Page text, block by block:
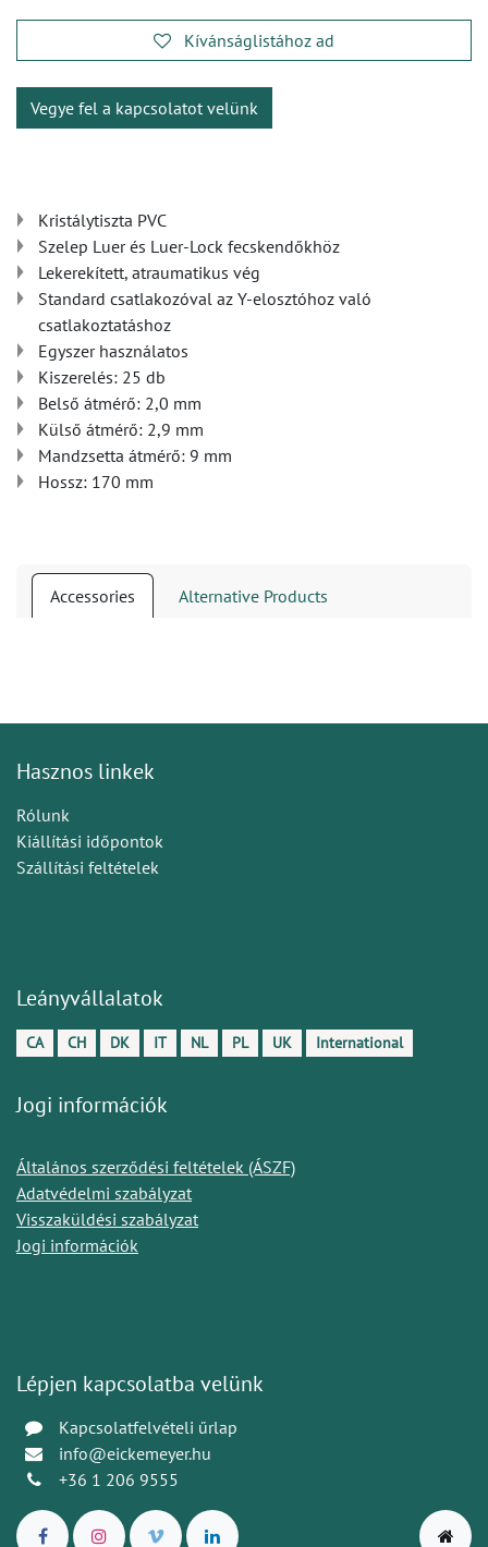
Kívánságlistához ad
Vegye fel a kapcsolatot velünk
Kristálytiszta PVC
Szelep Luer és Luer-Lock fecskendőkhöz
Lekerekített, atraumatikus vég
Standard csatlakozóval az Y-elosztóhoz való
csatlakoztatáshoz
Egyszer használatos
Kiszerelés: 25 db
Belső átmérő: 2,0 mm
Külső átmérő: 2,9 mm
Mandzsetta átmérő: 9 mm
Hossz: 170 mm
Accessories Alternative Products
Hasznos linkek
Rólunk
Kiállítási időpontok
Szállítási feltételek
Leányvállalatok
CA CH DK IT NL PL UK International
Jogi információk
Általános szerződési feltételek (ÁSZF)
Adatvédelmi szabályzat
Visszaküldési szabályzat
Jogi információk
Lépjen kapcsolatba velünk
Kapcsolatfelvételi űrlap
info@eickemeyer.hu
+36 1 206 9555